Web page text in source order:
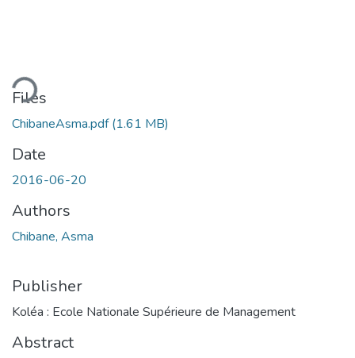
Files
ChibaneAsma.pdf(1.61 MB)
Date
2016-06-20
Authors
Chibane, Asma
Publisher
Koléa : Ecole Nationale Supérieure de Management
Abstract